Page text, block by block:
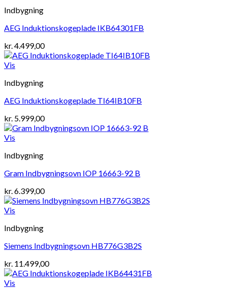
Indbygning
AEG Induktionskogeplade IKB64301FB
kr. 4.499,00
Vis
Indbygning
AEG Induktionskogeplade TI64IB10FB
kr. 5.999,00
Vis
Indbygning
Gram Indbygningsovn IOP 16663-92 B
kr. 6.399,00
Vis
Indbygning
Siemens Indbygningsovn HB776G3B2S
kr. 11.499,00
Vis